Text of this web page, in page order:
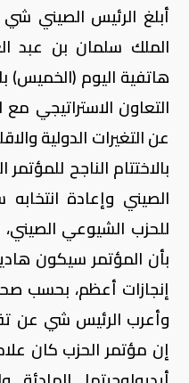
أبلغ الرئيس الصيني
الملك سلمان بن عبد
هاتفية اليوم
التعاون الاستراتيجي
عن التغيرات الدولية
الصيني وإعادة انتخابه
للحزب الشيوعي
بأن المؤتمر سيكون
إنجازات أعظم، بحسب
وأعرب الرئيس شي عن
إن مؤتمر الحزب كان